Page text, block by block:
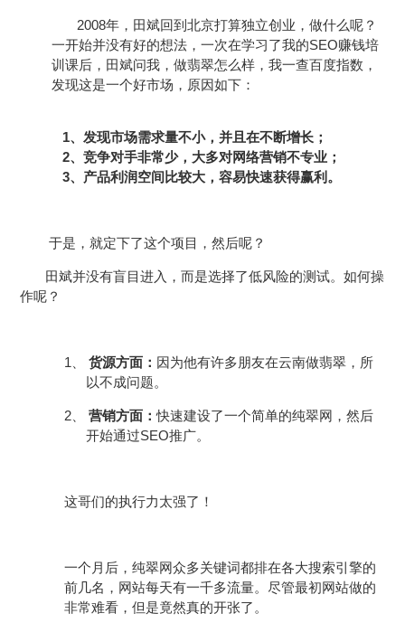
2008年，田斌回到北京打算独立创业，做什么呢？
一开始并没有好的想法，一次在学习了我的SEO赚钱培
训课后，田斌问我，做翡翠怎么样，我一查百度指数，
发现这是一个好市场，原因如下：
1、发现市场需求量不小，并且在不断增长；
2、竞争对手非常少，大多对网络营销不专业；
3、产品利润空间比较大，容易快速获得赢利。
于是，就定下了这个项目，然后呢？
田斌并没有盲目进入，而是选择了低风险的测试。如何操
作呢？
1、 货源方面： 因为他有许多朋友在云南做翡翠，所
以不成问题。
2、 营销方面：快速建设了一个简单的纯翠网，然后
开始通过SEO推广。
这哥们的执行力太强了！
一个月后，纯翠网众多关键词都排在各大搜索引擎的
前几名，网站每天有一千多流量。尽管最初网站做的
非常难看，但是竟然真的开张了。